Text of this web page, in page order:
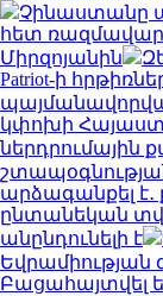
Չինաստանը
հետ
Միրզոյանին
Patriot-ի
կփոխի
ներդրումային
արձագանքել
ընտանեկան
անընդունելի է
Եվրամիության
Բացահայտվել